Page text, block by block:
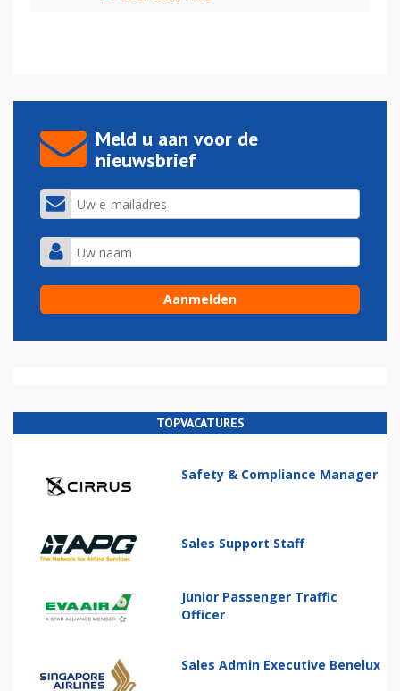
Meld u aan voor de
nieuwsbrief
TOPVACATURES
Safety & Compliance Manager
Sales Support Staff
Junior Passenger Traffic
Officer
Sales Admin Executive Benelux